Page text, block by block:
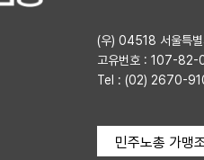
(우) 04518 서울특
고유번호 : 107-82-
Tel : (02) 2670-
민주노총 가맹